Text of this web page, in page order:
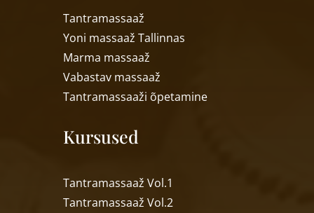
Tantramassaaž
Yoni massaaž Tallinnas
Marma massaaž
Vabastav massaaž
Tantramassaaži õpetamine
Kursused
Tantramassaaž Vol.1
Tantramassaaž Vol.2